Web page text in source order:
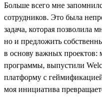
Больше всего мне
сотрудников. Это была
задача, которая позволила
но и предложить
в основу важных
программы, выпустили
платформу с
моя инициатива